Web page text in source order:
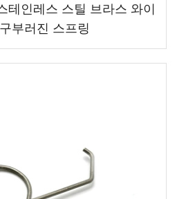
테인레스 스틸 브라스 와이
부러진 스프링